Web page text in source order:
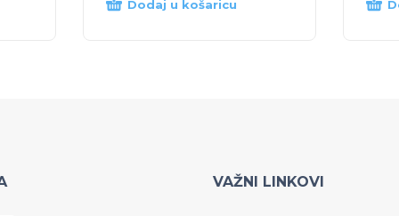
Dodaj u košaricu
VAŽNI LINKOVI